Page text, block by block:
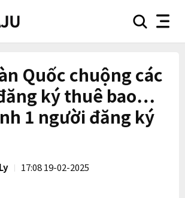
searchnav
Quốc chuộng các
ký thuê bao…
1 người đăng ký
17:08 19-02-2025